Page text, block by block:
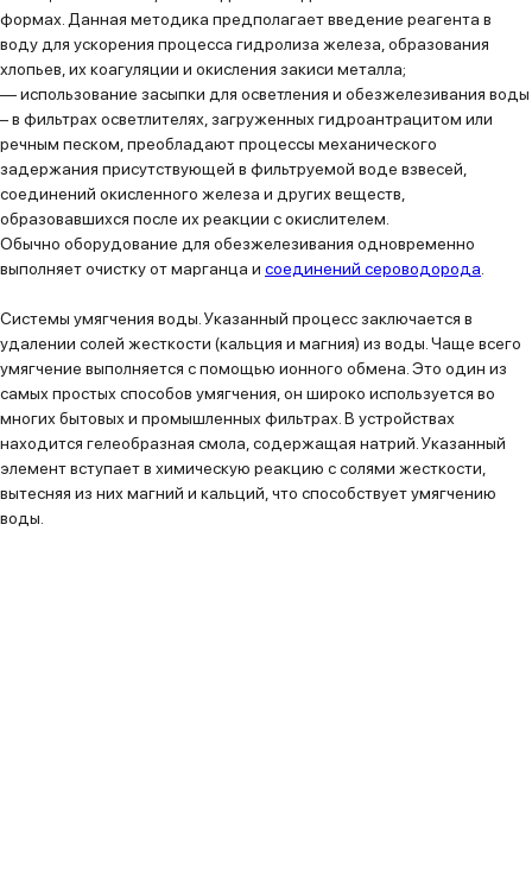
формах. Данная методика предполагает введение реагента в
воду для ускорения процесса гидролиза железа, образования
хлопьев, их коагуляции и окисления закиси металла;
—использование засыпки для осветления и обезжелезивания воды
– в фильтрах осветлителях, загруженных гидроантрацитом или
речным песком, преобладают процессы механического
задержания присутствующей в фильтруемой воде взвесей,
соединений окисленного железа и других веществ,
образовавшихся после их реакции с окислителем.
Обычно оборудование для обезжелезивания одновременно
выполняет очистку от марганца и соединений сероводорода
Системы умягчения воды. Указанный процесс заключается в
удалении солей жесткости (кальция и магния) из воды. Чаще всего
умягчение выполняется с помощью ионного обмена. Это один из
самых простых способов умягчения, он широко используется во
многих бытовых и промышленных фильтрах. В устройствах
находится гелеобразная смола, содержащая натрий. Указанный
элемент вступает в химическую реакцию с солями жесткости,
вытесняя из них магний и кальций, что способствует умягчению
воды.